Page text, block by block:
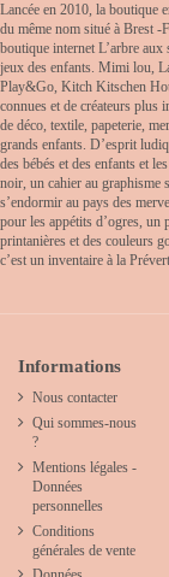
Lancée en 2010, la boutique
du même nom situé à Brest -
boutique internet L’arbre
jeux des enfants. Mimi lou,
Play&Go, Kitch Kitschen
connues et de créateurs plus
de déco, textile, papeterie,
grands enfants. D’esprit
des bébés et des enfants et
noir, un cahier au graphisme
s’endormir au pays des
pour les appétits d’ogres, un
printanières et des couleurs
c’est un inventaire à la
Informations
Nous contacter
Qui sommes-nous
?
Mentions légales -
Données
personnelles
Conditions
générales de vente